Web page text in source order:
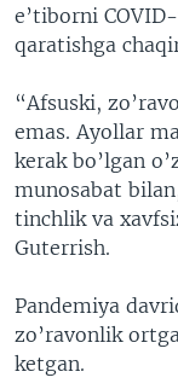
e’tiborni
qaratishga
“Afsuski,
emas. Ayollar
kerak bo’lgan
munosabat
tinchlik va
Guterrish.
Pandemiya
zo’ravonlik
ketgan.